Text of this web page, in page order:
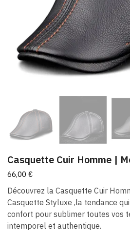
Casquette Cuir Homme |
66,00 €
Découvrez la Casquette Cuir
Casquette Styluxe ,la tendance
confort pour sublimer toutes vos
intemporel et authentique.